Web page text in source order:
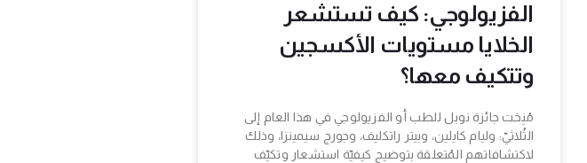
الفزيولوجي: كيف تستشعر
الخلايا مستويات الأكسجين
وتتكيف معها؟
مُنِحَت جائزة نوبل للطب أو الفزيولوجي في هذا العام إلى
الثُلاثيّ: وليام كايلين، وبيتر راتكليف، وجورج سيمينزا، وذلك
لاكتشافاتهم المُتعلقة بتوضيح كيفيّة استشعار وتكيّف